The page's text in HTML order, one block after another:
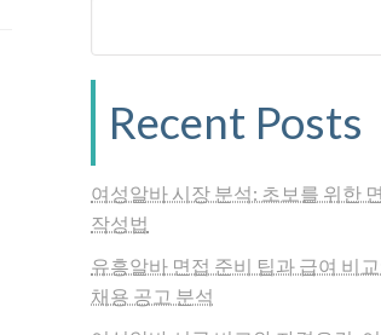
Recent Posts
여성알바 시장 분석: 초보를 위한
작성법
유흥알바 면접 준비 팁과 급여 비
채용 공고 분석